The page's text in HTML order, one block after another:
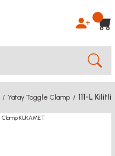
Yatay Toggle Clamp 111-L